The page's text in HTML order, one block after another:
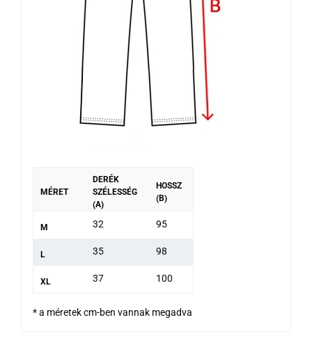
MÉRET
DERÉK
SZÉLESSÉG
(A)
HOSSZ
(B)
M 32 95
L 35 98
XL 37 100
* a méretek cm-ben vannak megadva